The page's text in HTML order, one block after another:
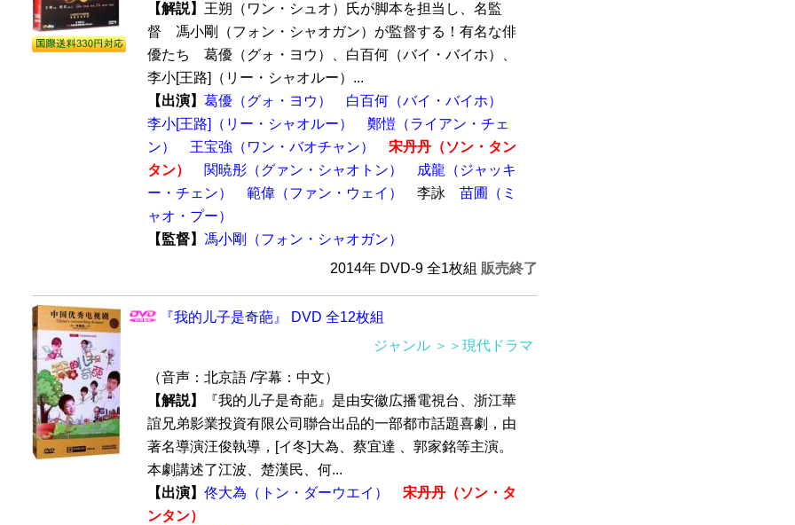
【解説】 王朔（ワン・シュオ）氏が脚本を担当し、名監
督 馮小剛（フォン・シャオガン）が監督する！有名な俳
優たち 葛優（グォ・ヨウ）、白百何（バイ・バイホ）、
李小[王路]（リー・シャオルー）...
【出演】 葛優（グォ・ヨウ）
白百何（バイ・バイホ）
李小[王路]（リー・シャオルー）
鄭愷（ライアン・チェ
ン）
王宝強（ワン・バオチャン）
宋丹丹（ソン・タン
タン）
関暁彤（グァン・シャオトン）
成龍（ジャッキ
ー・チェン）
範偉（ファン・ウェイ） 李詠 苗圃（ミ
ャオ・プー）
【監督】 馮小剛（フォン・シャオガン）
2014年 DVD-9 全1枚組 販売終了
『我的儿子是奇葩』 DVD 全12枚組
ジャンル ＞＞現代ドラマ
（音声：北京語 /字幕：中文）
【解説】
『我的儿子是奇葩』是由安徽広播電視台、浙江華
誼兄弟影業投資有限公司聯合出品的一部都市話題喜劇，由
著名導演汪俊執導，[イ冬]大為、蔡宜達 、郭家銘等主演。
本劇講述了江波、楚漢民、何...
【出演】 佟大為（トン・ダーウエイ）
宋丹丹（ソン・タ
ンタン）